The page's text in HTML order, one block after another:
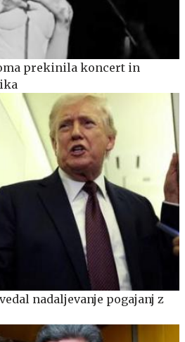
prekinila koncert in
nadaljevanje pogajanj z